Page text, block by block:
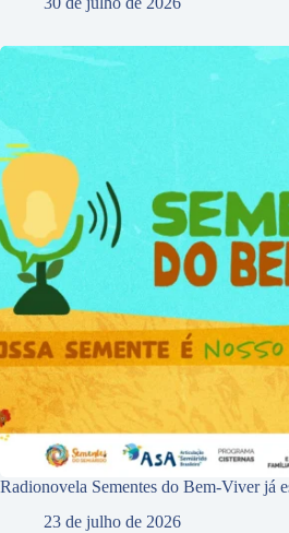
Radionovela Sementes do Bem-Viver já
23 de julho de 2026